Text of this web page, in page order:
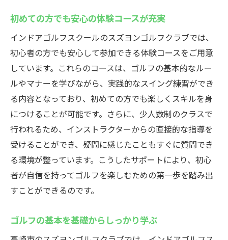
高崎市のインドアゴルフスクールスズヨンゴル
フクラブでスキルアップ
スキルアップを実感するためのプログラム
長所を伸ばす個別指導の魅力
段階的なステップアップの方法
実践的なトレーニングで上達を実感
週末や仕事帰りに通いやすい環境
スキルアップをサポートする最新設備
初めての方でも安心の体験コースが充実
インドアゴルフスクールのスズヨンゴルフクラブでは、
初心者の方でも安心して参加できる体験コースをご用意
しています。これらのコースは、ゴルフの基本的なルー
ルやマナーを学びながら、実践的なスイング練習ができ
る内容となっており、初めての方でも楽しくスキルを身
につけることが可能です。さらに、少人数制のクラスで
行われるため、インストラクターからの直接的な指導を
受けることができ、疑問に感じたこともすぐに質問でき
る環境が整っています。こうしたサポートにより、初心
者が自信を持ってゴルフを楽しむための第一歩を踏み出
すことができるのです。
ゴルフの基本を基礎からしっかり学ぶ